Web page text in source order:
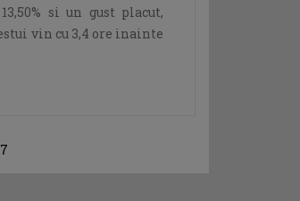
si un gust placut,
vin cu 3,4 ore inainte